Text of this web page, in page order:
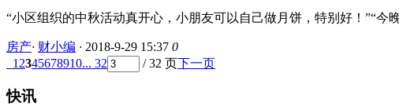
“小区组织的中秋活动真开心，小朋友可以自己做月饼，特别好！”“
房产· 财小编 · 2018-9-29 15:37 0
1 2345678910... 32 / 32 页下一页
快讯